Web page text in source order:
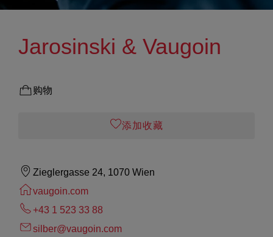
Jarosinski & Vaugoin
购物
添加收藏
Zieglergasse 24, 1070 Wien
vaugoin.com
+43 1 523 33 88
silber@vaugoin.com